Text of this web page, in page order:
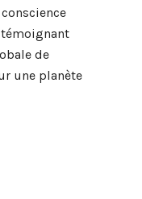
de
une planète